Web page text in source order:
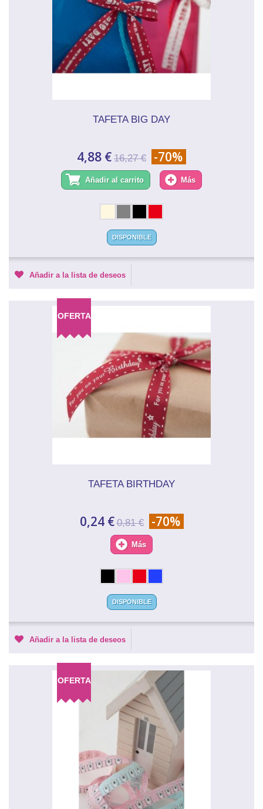
TAFETA BIG DAY
4,88 € 16,27 € -70%
Añadir al carrito Más
DISPONIBLE
Añadir a la lista de deseos
OFERTA
TAFETA BIRTHDAY
0,24 € 0,81 € -70%
Más
DISPONIBLE
Añadir a la lista de deseos
OFERTA